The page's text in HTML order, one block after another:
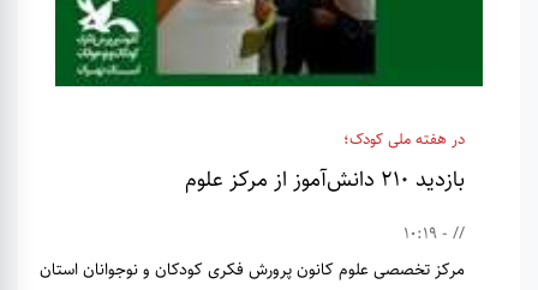
در هفته ملی کودک؛
بازدید ۲۱۰ دانش‌آموز از مرکز علوم
// - 10:19
مرکز تخصصی علوم کانون پرورش فکری کودکان و نوجوانان استان